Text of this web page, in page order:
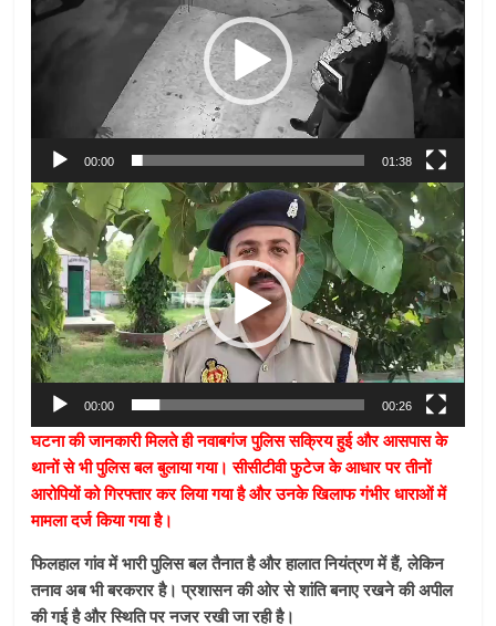
00:00 01:38
Video
Player
00:00 00:26
घटना की जानकारी मिलते ही नवाबगंज पुलिस सक्रिय हुई और आसपास के
थानों से भी पुलिस बल बुलाया गया। सीसीटीवी फुटेज के आधार पर तीनों
आरोपियों को गिरफ्तार कर लिया गया है और उनके खिलाफ गंभीर धाराओं में
मामला दर्ज किया गया है।
फिलहाल गांव में भारी पुलिस बल तैनात है और हालात नियंत्रण में हैं, लेकिन
तनाव अब भी बरकरार है। प्रशासन की ओर से शांति बनाए रखने की अपील
की गई है और स्थिति पर नजर रखी जा रही है।